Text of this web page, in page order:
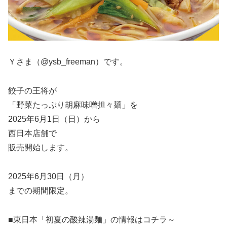
Ｙさま（@ysb_freeman）です。
餃子の王将が
「野菜たっぷり胡麻味噌担々麺」を
2025年6月1日（日）から
西日本店舗で
販売開始します。
2025年6月30日（月）
までの期間限定。
■東日本「初夏の酸辣湯麺」の情報はコチラ～